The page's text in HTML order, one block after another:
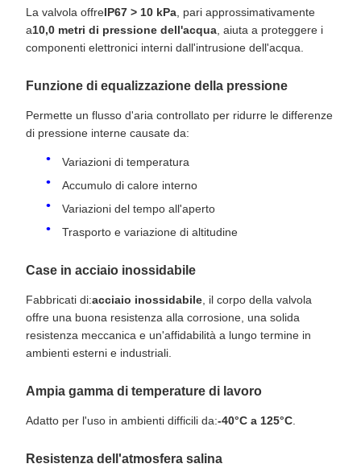
La valvola offreIP67 > 10 kPa, pari approssimativamente
a10,0 metri di pressione dell'acqua, aiuta a proteggere i
componenti elettronici interni dall'intrusione dell'acqua.
Funzione di equalizzazione della pressione
Permette un flusso d'aria controllato per ridurre le differenze
di pressione interne causate da:
Variazioni di temperatura
Accumulo di calore interno
Variazioni del tempo all'aperto
Trasporto e variazione di altitudine
Case in acciaio inossidabile
Fabbricati di:acciaio inossidabile , il corpo della valvola
offre una buona resistenza alla corrosione, una solida
resistenza meccanica e un'affidabilità a lungo termine in
ambienti esterni e industriali.
Ampia gamma di temperature di lavoro
Adatto per l'uso in ambienti difficili da:-40°C a 125°C
Resistenza dell'atmosfera salina